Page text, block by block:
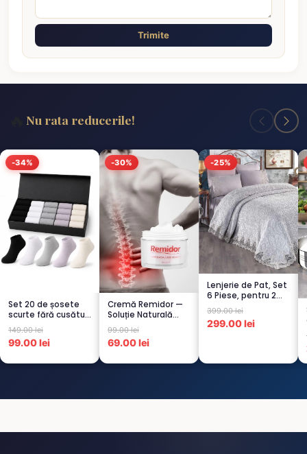
Trimite
Nu rata reducerile!
-34%
Set 20 de șosete
scurte fără cusături
pentru femei – 5...
149.00 lei
99.00 lei
-30%
Cremă Remidor —
Soluție Naturală
pentru Dureri de
Spate...
99.00 lei
69.00 lei
-25%
Lenjerie de Pat, Set
6 Piese, pentru 2
persoana, GRI -1...
399.00 lei
299.00 lei